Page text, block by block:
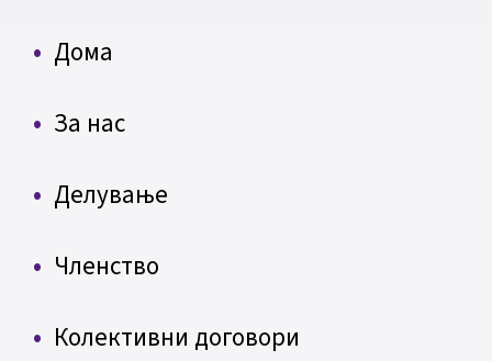
Дома
За нас
Делување
Членство
Колективни договори